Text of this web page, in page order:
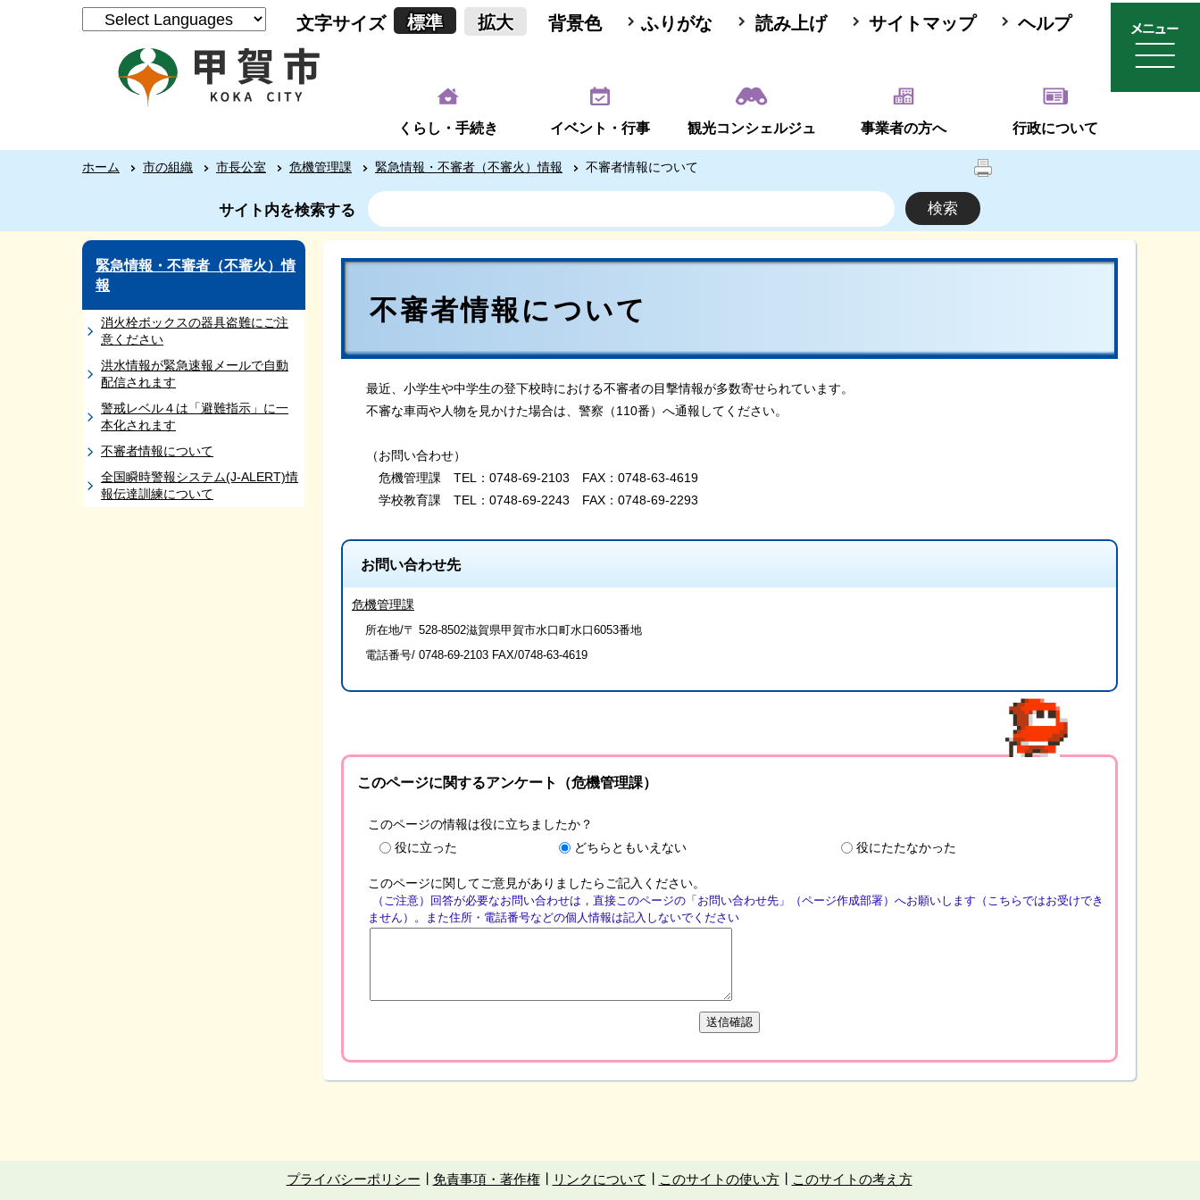
文字サイズ 標準 拡大 背景色 ふりがな 読み上げ サイトマップ ヘルプ
くらし・手続き イベント・行事 観光コンシェルジュ 事業者の方へ 行政について
ホーム 市の組織 市長公室 危機管理課 緊急情報・不審者（不審火）情報 不審者情報について
サイト内を検索する
緊急情報・不審者（不審火）情
報
消火栓ボックスの器具盗難にご注
意ください
洪水情報が緊急速報メールで自動
配信されます
警戒レベル４は「避難指示」に一
本化されます
不審者情報について
全国瞬時警報システム(J-ALERT)情
報伝達訓練について
不審者情報について
最近、小学生や中学生の登下校時における不審者の目撃情報が多数寄せられています。
不審な車両や人物を見かけた場合は、警察（110番）へ通報してください。
（お問い合わせ）
危機管理課 TEL：0748-69-2103 FAX：0748-63-4619
学校教育課 TEL：0748-69-2243 FAX：0748-69-2293
お問い合わせ先
危機管理課
所在地/〒 528-8502滋賀県甲賀市水口町水口6053番地
電話番号/ 0748-69-2103 FAX/0748-63-4619
このページに関するアンケート（危機管理課）
このページの情報は役に立ちましたか？
役に立った
どちらともいえない 役にたたなかった
このページに関してご意見がありましたらご記入ください。
（ご注意）回答が必要なお問い合わせは，直接このページの「お問い合わせ先」（ページ作成部署）へお願いします（こちらではお受けでき
ません）。また住所・電話番号などの個人情報は記入しないでください
プライバシーポリシー 免責事項・著作権 リンクについて このサイトの使い方 このサイトの考え方